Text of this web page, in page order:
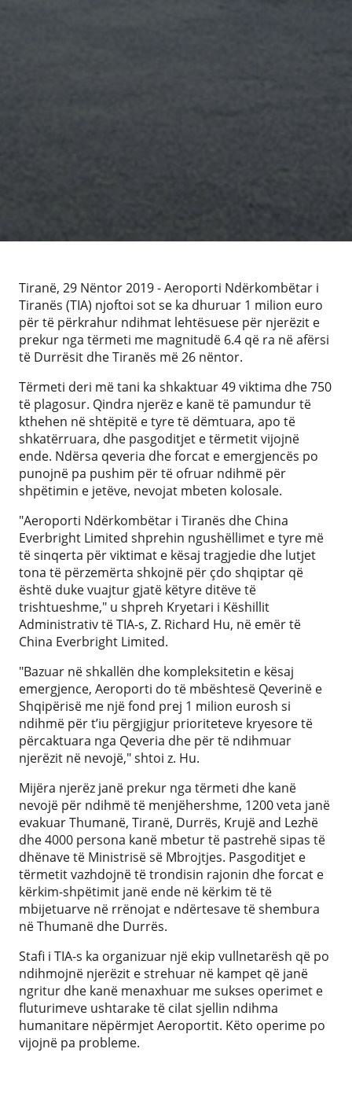
Tiranë, 29 Nëntor 2019 - Aeroporti Ndërkombëtar i
Tiranës (TIA) njoftoi sot se ka dhuruar 1 milion euro
për të përkrahur ndihmat lehtësuese për njerëzit e
prekur nga tërmeti me magnitudë 6.4 që ra në afërsi
të Durrësit dhe Tiranës më 26 nëntor.
Tërmeti deri më tani ka shkaktuar 49 viktima dhe 750
të plagosur. Qindra njerëz e kanë të pamundur të
kthehen në shtëpitë e tyre të dëmtuara, apo të
shkatërruara, dhe pasgoditjet e tërmetit vijojnë
ende. Ndërsa qeveria dhe forcat e emergjencës po
punojnë pa pushim për të ofruar ndihmë për
shpëtimin e jetëve, nevojat mbeten kolosale.
"Aeroporti Ndërkombëtar i Tiranës dhe China
Everbright Limited shprehin ngushëllimet e tyre më
të sinqerta për viktimat e kësaj tragjedie dhe lutjet
tona të përzemërta shkojnë për çdo shqiptar që
është duke vuajtur gjatë këtyre ditëve të
trishtueshme," u shpreh Kryetari i Këshillit
Administrativ të TIA-s, Z. Richard Hu, në emër të
China Everbright Limited.
"Bazuar në shkallën dhe kompleksitetin e kësaj
emergjence, Aeroporti do të mbështesë Qeverinë e
Shqipërisë me një fond prej 1 milion eurosh si
ndihmë për t’iu përgjigjur prioriteteve kryesore të
përcaktuara nga Qeveria dhe për të ndihmuar
njerëzit në nevojë," shtoi z. Hu.
Mijëra njerëz janë prekur nga tërmeti dhe kanë
nevojë për ndihmë të menjëhershme, 1200 veta janë
evakuar Thumanë, Tiranë, Durrës, Krujë and Lezhë
dhe 4000 persona kanë mbetur të pastrehë sipas të
dhënave të Ministrisë së Mbrojtjes. Pasgoditjet e
tërmetit vazhdojnë të trondisin rajonin dhe forcat e
kërkim-shpëtimit janë ende në kërkim të të
mbijetuarve në rrënojat e ndërtesave të shembura
në Thumanë dhe Durrës.
Stafi i TIA-s ka organizuar një ekip vullnetarësh që po
ndihmojnë njerëzit e strehuar në kampet që janë
ngritur dhe kanë menaxhuar me sukses operimet e
fluturimeve ushtarake të cilat sjellin ndihma
humanitare nëpërmjet Aeroportit. Këto operime po
vijojnë pa probleme.